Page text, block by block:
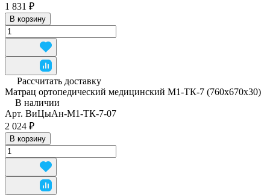
1 831 ₽
В корзину
Рассчитать доставку
Матрац ортопедический медицинский М1-ТК-7 (760x670x30)
В наличии
Арт. ВиЦыАн-М1-ТК-7-07
2 024 ₽
В корзину